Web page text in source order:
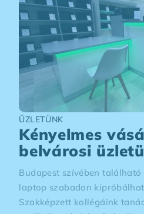
ÜZLETÜNK
Kényelmes
belvárosi
Budapest szívében
laptop szabadon
Szakképzett kollégáink